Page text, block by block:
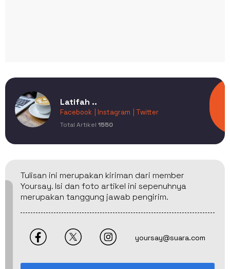
Latifah ..
Facebook | Instagram | Twitter
Total Artikel 1550
Tulisan ini merupakan kiriman dari member
Yoursay. Isi dan foto artikel ini sepenuhnya
merupakan tanggung jawab pengirim.
yoursay@suara.com